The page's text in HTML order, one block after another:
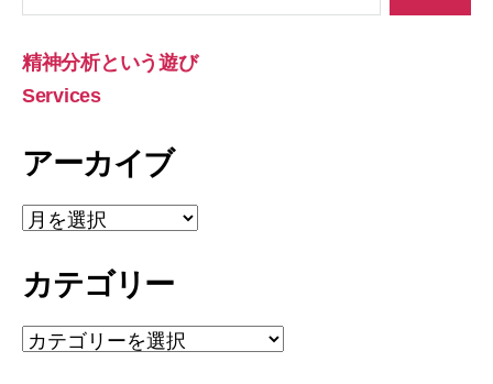
象:
精神分析という遊び
Services
アーカイブ
ア
ー
イ
カテゴリー
カ
テ